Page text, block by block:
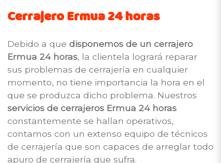
Cerrajero Ermua 24 horas
Debido a que disponemos de un cerrajero
Ermua 24 horas, la clientela logrará reparar
sus problemas de cerrajería en cualquier
momento, no tiene importancia la hora en el
que se produzca dicho problema. Nuestros
servicios de cerrajeros Ermua 24 horas
constantemente se hallan operativos,
contamos con un extenso equipo de técnicos
de cerrajería que son capaces de arreglar todo
apuro de cerrajería que sufra.